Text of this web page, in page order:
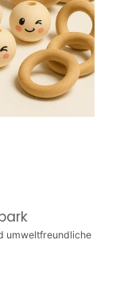
umweltfreundliche